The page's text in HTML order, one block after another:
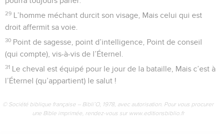
29 L’homme méchant durcit son visage, Mais celui qui est
droit affermit sa voie.
30 Point de sagesse, point d’intelligence, Point de conseil
(qui compte), vis-à-vis de l’Éternel.
31 Le cheval est équipé pour le jour de la bataille, Mais c’est à
l’Éternel (qu’appartient) le salut !
© Société biblique française – Bibli’O, 1978, avec autorisation. Pour vous procurer
une Bible imprimée, rendez-vous sur www.editionsbiblio.fr